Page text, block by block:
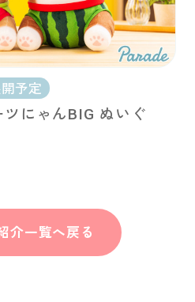
予定
にゃんBIG ぬいぐ
介一覧へ戻る